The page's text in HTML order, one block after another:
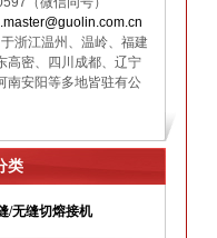
浙江温州、温岭、福建
高密、四川成都、辽宁
南安阳等多地皆驻有公
类
/无缝切熔接机